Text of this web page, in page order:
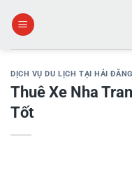
DỊCH VỤ DU LỊCH TẠI HẢI
Thuê Xe Nha
Tốt